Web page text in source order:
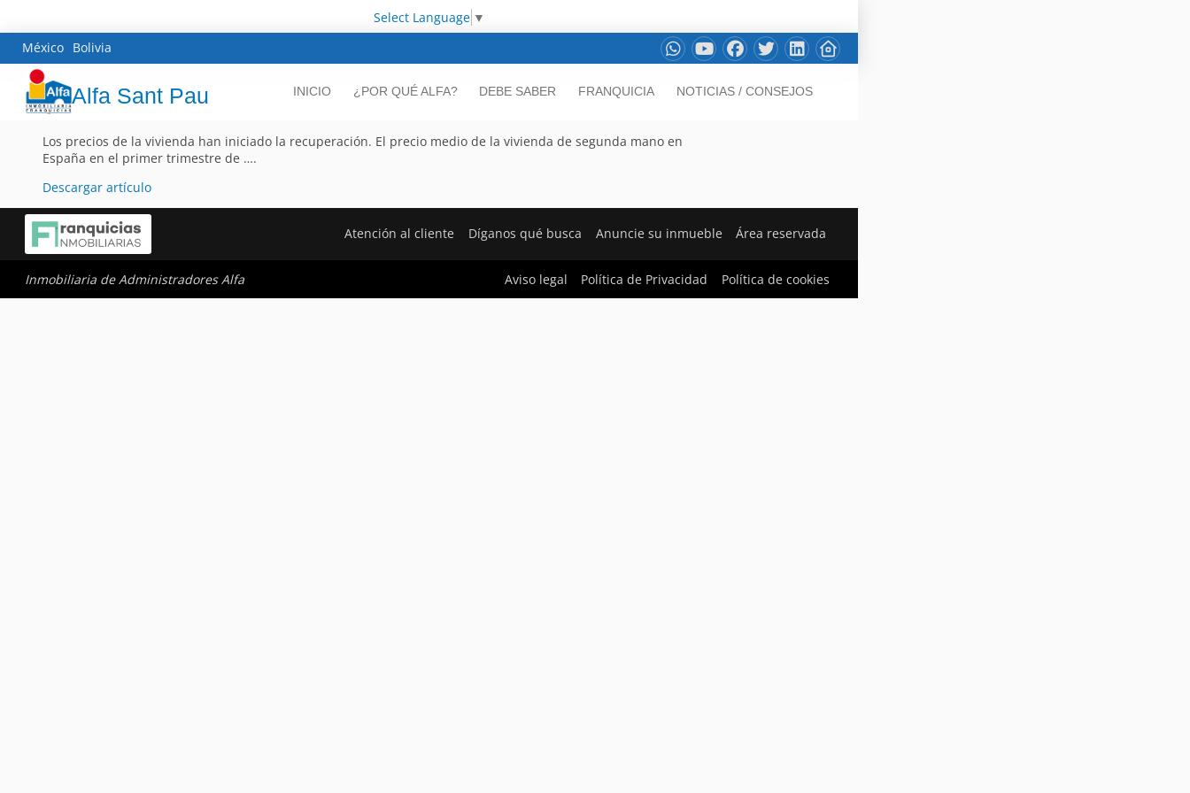
Select Language ▼
México Bolivia
Alfa Sant Pau INICIO ¿POR QUÉ ALFA? DEBE SABER FRANQUICIA NOTICIAS / CONSEJOS
Los precios de la vivienda han iniciado la recuperación. El precio medio de la vivienda de segunda mano en
España en el primer trimestre de ….
Descargar artículo
Atención al cliente Díganos qué busca Anuncie su inmueble Área reservada
Inmobiliaria de Administradores Alfa Aviso legal Política de Privacidad Política de cookies